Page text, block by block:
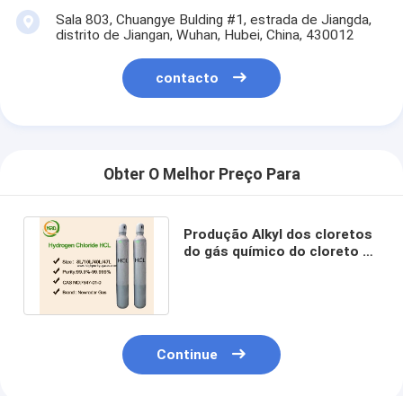
Sala 803, Chuangye Bulding #1, estrada de Jiangda,
distrito de Jiangan, Wuhan, Hubei, China, 430012
contacto
Obter O Melhor Preço Para
Produção Alkyl dos cloretos
do gás químico do cloreto de
Continue